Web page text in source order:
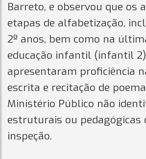
Barreto, e observou que os
etapas de alfabetização,
2º anos, bem como na
educação infantil (infantil
apresentaram proficiência
escrita e recitação de
Ministério Público não
estruturais ou pedagógicas
inspeção.